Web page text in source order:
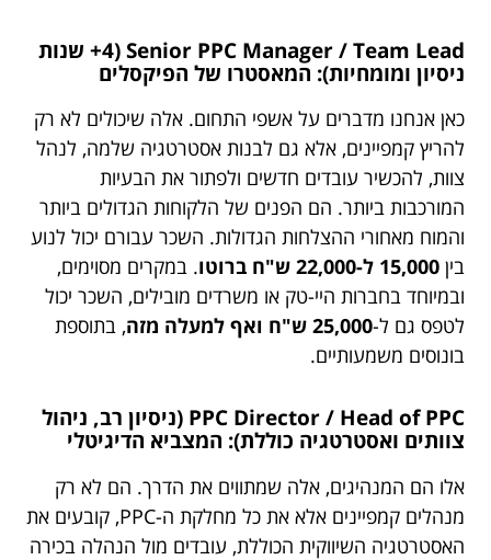
Senior PPC Manager / Team Lead (4+ שנות
ניסיון ומומחיות): המאסטרו של הפיקסלים
כאן אנחנו מדברים על אשפי התחום. אלה שיכולים לא רק
להריץ קמפיינים, אלא גם לבנות אסטרטגיה שלמה, לנהל
צוות, להכשיר עובדים חדשים ולפתור את הבעיות
המורכבות ביותר. הם הפנים של הלקוחות הגדולים ביותר
והמוח מאחורי ההצלחות הגדולות. השכר עבורם יכול לנוע
בין 15,000 ל-22,000 ש"ח ברוטו
. במקרים מסוימים,
ובמיוחד בחברות היי-טק או משרדים מובילים, השכר יכול
לטפס גם ל-25,000 ש"ח ואף למעלה מזה
, בתוספת
בונוסים משמעותיים.
PPC Director / Head of PPC (ניסיון רב, ניהול
צוותים ואסטרטגיה כוללת): המצביא הדיגיטלי
אלו הם המנהיגים, אלה שמתווים את הדרך. הם לא רק
מנהלים קמפיינים אלא את כל מחלקת ה-PPC, קובעים את
האסטרטגיה השיווקית הכוללת, עובדים מול הנהלה בכירה